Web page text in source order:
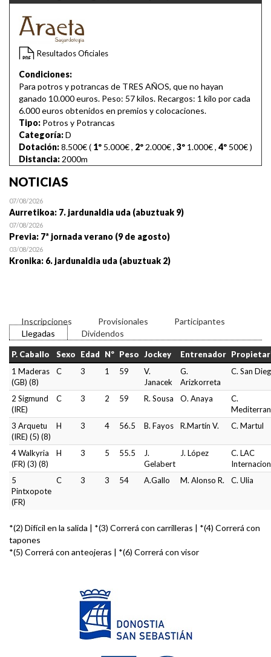
Resultados Oficiales
Condiciones:
Para potros y potrancas de TRES AÑOS, que no hayan
ganado 10.000 euros. Peso: 57 kilos. Recargos: 1 kilo por cada
6.000 euros obtenidos en premios y colocaciones.
Tipo: Potros y Potrancas
Categoría:D
Dotación:8.500€ ( 1º 5.000€, 2º 2.000€, 3º 1.000€, 4º 500€)
Distancia: 2000m
NOTICIAS
07/08/2026
Aurretikoa: 7. jardunaldia uda (abuztuak 9)
07/08/2026
Previa: 7ª jornada verano (9 de agosto)
03/08/2026
Kronika: 6. jardunaldia uda (abuztuak 2)
Inscripciones Provisionales
Participantes
Llegadas
Dividendos
P. Caballo Sexo Edad Nº Peso Jockey Entrenador
1 Maderas
(GB) (8)
C 3 1 59
V.
Janacek
G.
Arizkorreta
C. San
2 Sigmund
(IRE)
C 3 2 59 R. Sousa O. Anaya
C.
3 Arquetu
(IRE) (5) (8)
H 3 4 56.5 B. Fayos R.Martín V. C. Martul
4 Walkyria
(FR) (3) (8)
H 3 5 55.5
J.
Gelabert
J. López
C. LAC
5
Pintxopote
(FR)
C 3 3 54 A.Gallo M. Alonso R. C. Ulia
*(2) Difícil en la salida | *(3) Correrá con carrilleras | *(4) Correrá con
tapones
*(5) Correrá con anteojeras | *(6) Correrá con visor